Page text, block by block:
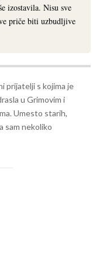
izostavila. Nisu sve
priče biti uzbudljive
prijatelji s kojima je
u Grimovim i
Umesto starih,
sam nekoliko